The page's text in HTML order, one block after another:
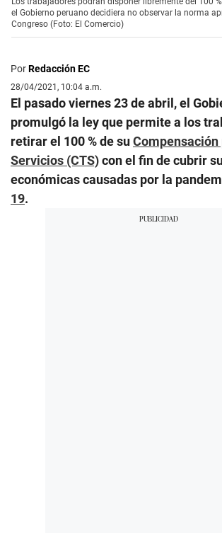
el Gobierno peruano decidiera no observar la norma
Congreso (Foto: El Comercio)
PorRedacción EC
28/04/2021, 10:04 a.m.
El pasado viernes 23 de abril, el
promulgó la ley que permite a los
retirar el 100 % de su
Servicios (CTS)con el fin de cubrir
económicas causadas por la
19.